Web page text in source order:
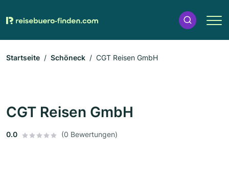
Startseite Schöneck CGT Reisen GmbH
CGT Reisen GmbH
0.0 (0 Bewertungen)